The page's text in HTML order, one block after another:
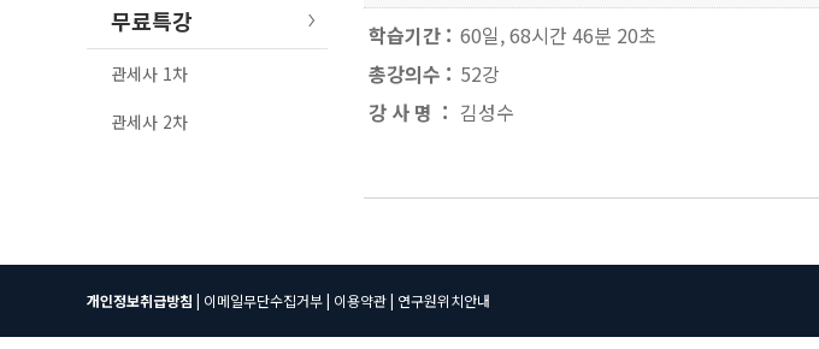
무료특강
관세사 1차
관세사 2차
학습기간 : 60일, 68시간 46분 20초
총강의수 : 52강
강 사 명 : 김성수
개인정보취급방침 | 이메일무단수집거부| 이용약관| 연구원위치안내